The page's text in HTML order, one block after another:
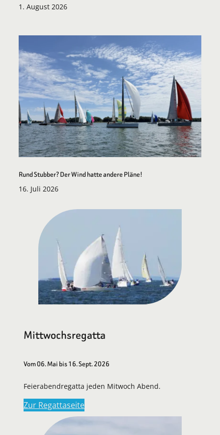
1. August 2026
Rund Stubber? Der Wind hatte andere Pläne!
16. Juli 2026
Mittwochsregatta
Vom 06. Mai bis 16. Sept. 2026
Feierabendregatta jeden Mitwoch Abend.
Zur Regattaseite